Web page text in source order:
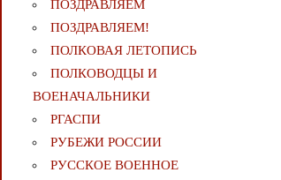
ПОЗДРАВЛЯЕМ
ПОЗДРАВЛЯЕМ!
ПОЛКОВАЯ ЛЕТОПИСЬ
ПОЛКОВОДЦЫ И
ВОЕНАЧАЛЬНИКИ
РГАСПИ
РУБЕЖИ РОССИИ
РУССКОЕ ВОЕННОЕ